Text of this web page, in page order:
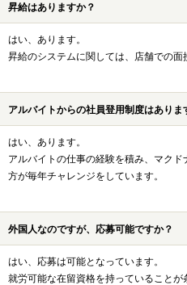
昇給はありますか？
はい、あります。
昇給のシステムに関しては、店舗での面
アルバイトからの社員登用制度はありま
はい、あります。
アルバイトの仕事の経験を積み、マク
方が毎年チャレンジをしています。
外国人なのですが、応募可能ですか？
はい、応募は可能となっています。
就労可能な在留資格を持っていることが